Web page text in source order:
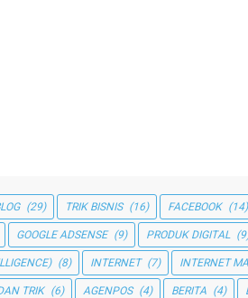
(29) TRIK BISNIS (16) FACEBOOK (14)
GOOGLE ADSENSE (9) PRODUK DIGITAL
(8) INTERNET (7) INTERNET
TRIK (6) AGENPOS (4) BERITA (4)